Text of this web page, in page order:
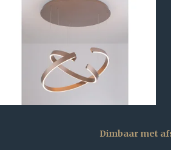
Dimbaar met